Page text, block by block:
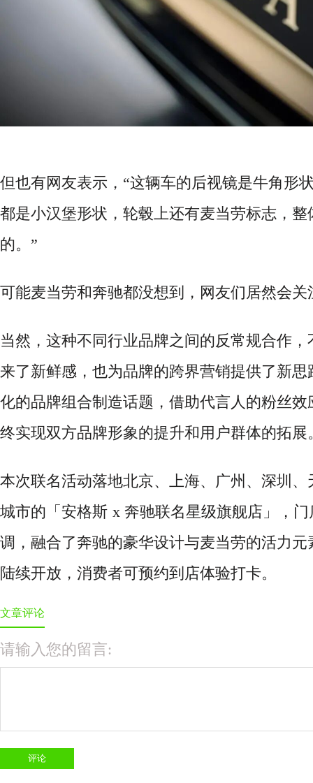
但也有网友表示， “这辆车的后视镜是牛角形
都是小汉堡形状，轮毂上还有麦当劳标志，整
的。”
可能麦当劳和奔驰都没想到，网友们居然会关
当然，这种不同行业品牌之间的反常规合作
来了新鲜感，也为品牌的跨界营销提供了新思
化的品牌组合制造话题，借助代言人的粉丝效
终实现双方品牌形象的提升和用户群体的拓展
本次联名活动落地北京、上海、广州、深圳、
城市的「安格斯 x 奔驰联名星级旗舰店」，
调，融合了奔驰的豪华设计与麦当劳的活力元
陆续开放，消费者可预约到店体验打卡。
文章评论
请输入您的留言: